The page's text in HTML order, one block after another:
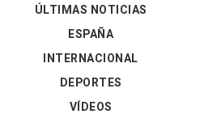
ÚLTIMAS NOTICIAS
ESPAÑA
INTERNACIONAL
DEPORTES
VÍDEOS